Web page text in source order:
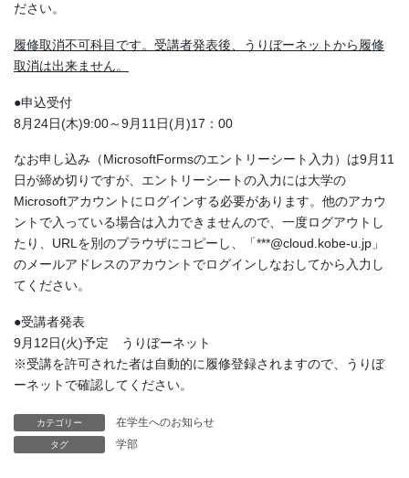
ださい。
履修取消不可科目です。受講者発表後、うりぼーネットから履修
取消は出来ません。
●申込受付
8月24日(木)9:00～9月11日(月)17：00
なお申し込み（MicrosoftFormsのエントリーシート入力）は9月11
日が締め切りですが、エントリーシートの入力には大学の
Microsoftアカウントにログインする必要があります。他のアカウ
ントで入っている場合は入力できませんので、一度ログアウトし
たり、URLを別のブラウザにコピーし、「***@cloud.kobe-u.jp」
のメールアドレスのアカウントでログインしなおしてから入力し
てください。
●受講者発表
9月12日(火)予定 うりぼーネット
※受講を許可された者は自動的に履修登録されますので、うりぼ
ーネットで確認してください。
カテゴリー 在学生へのお知らせ
タグ 学部